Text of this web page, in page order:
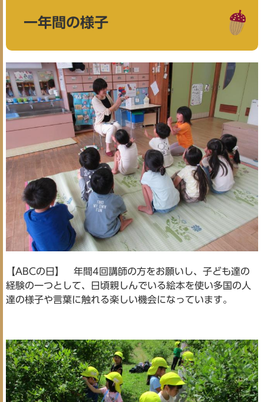
一年間の様子
【ABCの日】 年間4回講師の方をお願いし、子ども達の
経験の一つとして、日頃親しんでいる絵本を使い多国の人
達の様子や言葉に触れる楽しい機会になっています。